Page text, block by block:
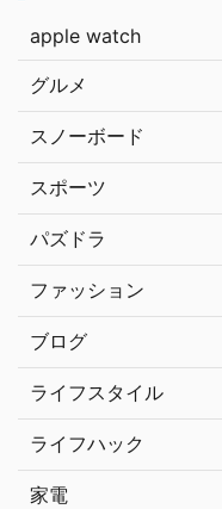
apple watch
グルメ
スノーボード
スポーツ
パズドラ
ファッション
ブログ
ライフスタイル
ライフハック
家電